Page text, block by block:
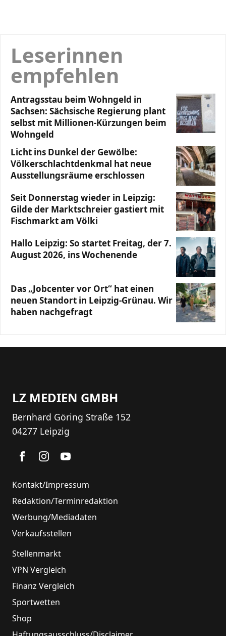
Leserinnen
empfehlen
Antragsstau beim Wohngeld in
Sachsen: Sächsische Regierung plant
selbst mit Millionen-Kürzungen beim
Wohngeld
Licht ins Dunkel der Gewölbe:
Völkerschlachtdenkmal hat neue
Ausstellungsräume erschlossen
Seit Donnerstag wieder in Leipzig:
Gilde der Marktschreier gastiert mit
Fischmarkt am Völki
Hallo Leipzig: So startet Freitag, der 7.
August 2026, ins Wochenende
Das „Jobcenter vor Ort“ hat einen
neuen Standort in Leipzig-Grünau. Wir
haben nachgefragt
LZ MEDIEN GMBH
Bernhard Göring Straße 152
04277 Leipzig
Kontakt/Impressum
Redaktion/Terminredaktion
Werbung/Mediadaten
Verkaufsstellen
Stellenmarkt
VPN Vergleich
Finanz Vergleich
Sportwetten
Shop